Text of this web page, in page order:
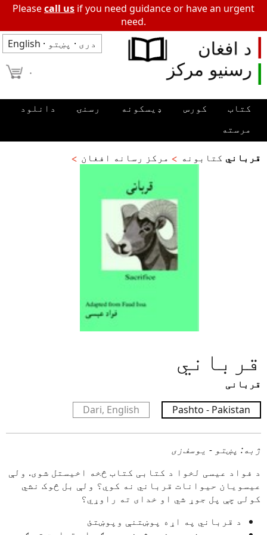
Pleasecall us if you need guidance or have an urgent
need.
English · دری · پښتو
۰
کتاب کورس ډیسکونه رسنۍ
دانلود
مرسته
مرکز رسانه افغان کتابونه قرباني
قرباني
قربانی
Dari, English
Pashto - Pakistan
ژبه: پښتو - یوسف‌زی
د فواد عیسی لخوا د کتابی کتاب څخه اخیستل شوی. ولې
عیسویان حيوانات قرباني نه کوي؟ ولې بل څوک نشي
کولی چې پل جوړ شي او خدای ته راوړي؟
د قرباني په اړه پوښتنې وپوښتئ